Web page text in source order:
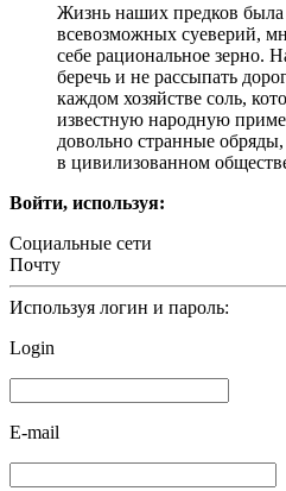
Жизнь наших предков была
всевозможных суеверий,
себе рациональное зерно.
беречь и не рассыпать
каждом хозяйстве соль,
известную народную
довольно странные
в цивилизованном
Войти, используя:
Социальные сети
Почту
Используя логин и пароль:
Login
E-mail